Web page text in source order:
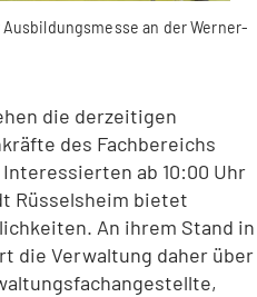
an der Werner-
die derzeitigen
des Fachbereichs
ab 10:00 Uhr
Rüsselsheim bietet
An ihrem Stand in
die Verwaltung daher über